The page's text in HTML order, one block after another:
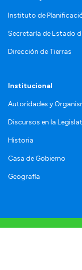
Instituto de
Secretaría de Estado
Dirección de Tierras
Institucional
Autoridades y
Discursos en la
Historia
Casa de Gobierno
Geografía